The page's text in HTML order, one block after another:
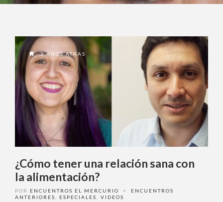
3 AÑOS ATRAS
¿Cómo tener una relación sana
con la alimentación?
ANTERIORES,ESPECIALES,VIDEOS
Suscríbase
¿Alguna duda o consulta?
Llámenos al +562 27536300 ó escríbanos a
soportedigital@mercurio.cl